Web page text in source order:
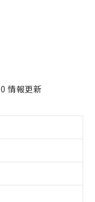
情報更新